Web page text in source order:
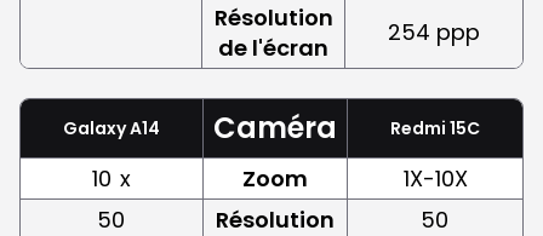
Résolution
de l'écran
254 ppp
Galaxy A14 Caméra Redmi 15C
10 x Zoom
1X-10X
50
Résolution
50